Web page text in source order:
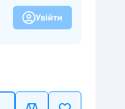
Увійти